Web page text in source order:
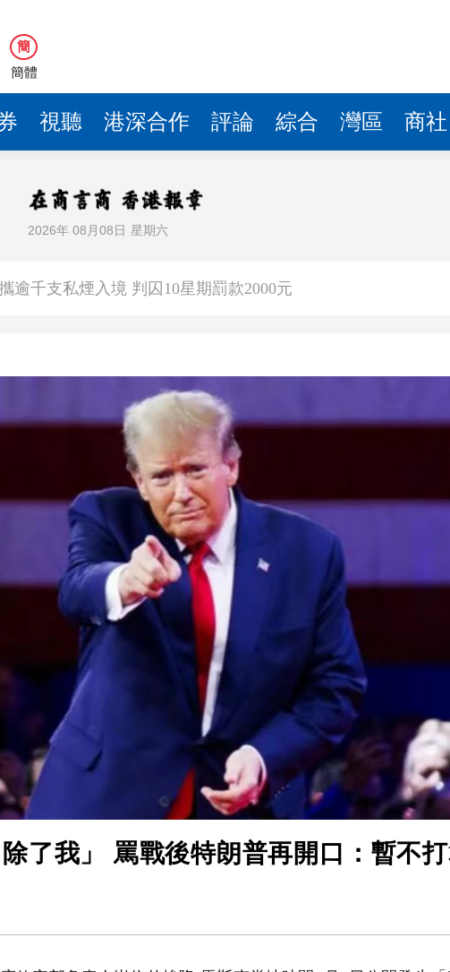
簡
簡體
視聽 港深合作 評論 綜合 灣區 商社
2026年 08月08日 星期六
逾千支私煙入境 判囚10星期罰款2000元
青年魯班選舉2026頒獎典禮今舉行 甯漢豪稱政府和建造業議會做好培訓工作
連結全球新規則 第三屆滬深港國際法律服務大會暨第二屆
齊聚青途研討會 建言獻策推動體育產業化
浩醫藥「回血」再次遞表港股！營收暴漲1786倍背後：資不
除了我」 罵戰後特朗普再開口：暫不